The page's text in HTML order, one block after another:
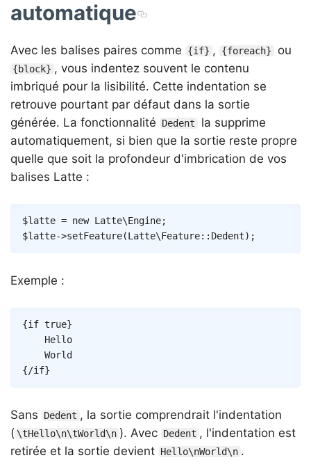
automatique
Avec les balises paires comme {if} , {foreach} ou
{block} , vous indentez souvent le contenu
imbriqué pour la lisibilité. Cette indentation se
retrouve pourtant par défaut dans la sortie
générée. La fonctionnalité
Dedent
la supprime
automatiquement, si bien que la sortie reste propre
quelle que soit la profondeur d'imbrication de vos
balises Latte :
$latte = new Latte\Engine;
$latte->setFeature(Latte\Feature:: Dedent) ;
Exemple :
{if true}
{/if}
Sans Dedent , la sortie comprendrait l'indentation
( \tHello\n\tWorld\n ). Avec Dedent , l'indentation est
retirée et la sortie devient Hello\nWorld\n .